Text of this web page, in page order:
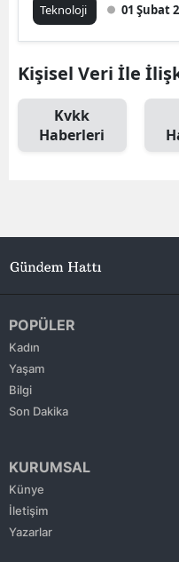
Teknoloji 01 Şubat
Kişisel Veri İle
Kvkk
Haberleri
POPÜLER
Kadın
Yaşam
Bilgi
Son Dakika
KURUMSAL
Künye
İletişim
Yazarlar